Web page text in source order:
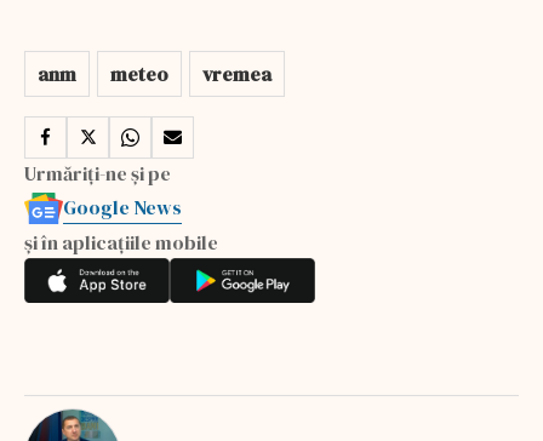
anm meteo vremea
Urmăriți-ne și pe
Google News
și în aplicațiile mobile